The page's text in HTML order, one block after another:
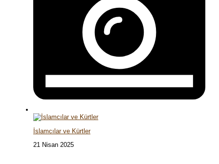
İslamcılar ve Kürtler
21 Nisan 2025